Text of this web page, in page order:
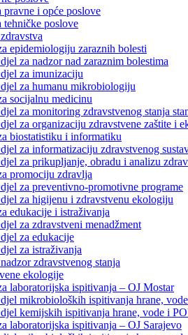
pravne i opće poslove
tehničke poslove
epidemiologiju zaraznih bolesti
za nadzor nad zaraznim bolestima
za imunizaciju
za humanu mikrobiologiju
socijalnu medicinu
za monitoring zdravstvenog stanja
za organizaciju zdravstvene zaštite i
biostatistiku i informatiku
za informatizaciju zdravstvenog
za prikupljanje, obradu i analizu
promociju zdravlja
za preventivno-promotivne programe
za higijenu i zdravstvenu ekologiju
edukacije i istraživanja
za zdravstveni menadžment
za edukacije
za istraživanja
zdravstvenog stanja
ekologije
laboratorijska ispitivanja – OJ Mostar
mikrobioloških ispitivanja hrane,
kemijskih ispitivanja hrane, vode i
laboratorijska ispitivanja – OJ Sarajevo